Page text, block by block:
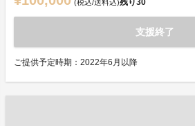
(税込/送料込)残り30
支援終了
ご提供予定時期：2022年6月以降